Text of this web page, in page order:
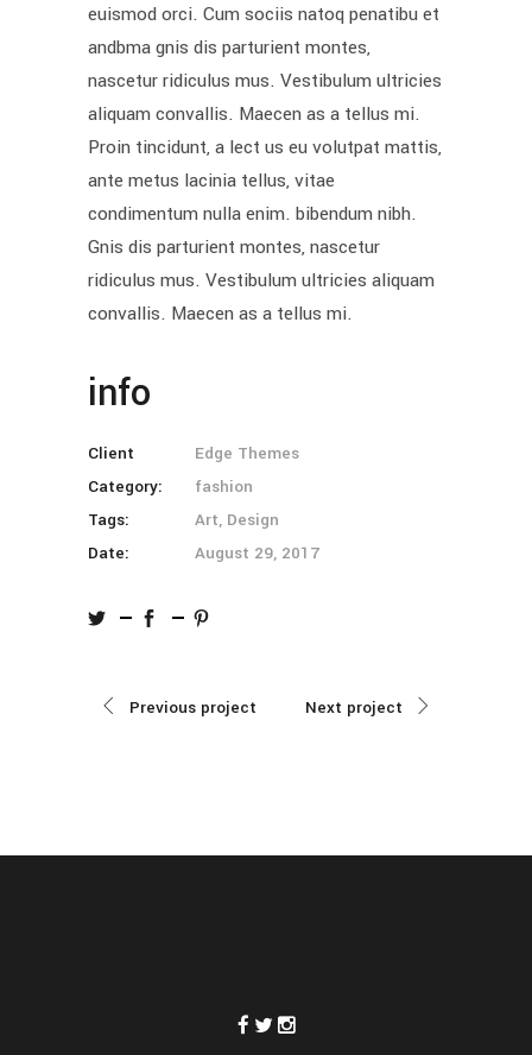
euismod orci. Cum sociis natoq penatibu et
andbma gnis dis parturient montes,
nascetur ridiculus mus. Vestibulum ultricies
aliquam convallis. Maecen as a tellus mi.
Proin tincidunt, a lect us eu volutpat mattis,
ante metus lacinia tellus, vitae
condimentum nulla enim. bibendum nibh.
Gnis dis parturient montes, nascetur
ridiculus mus. Vestibulum ultricies aliquam
convallis. Maecen as a tellus mi.
info
Client
Edge Themes
Category:
fashion
Tags:
Art, Design
Date:
August 29, 2017
Previous project Next project